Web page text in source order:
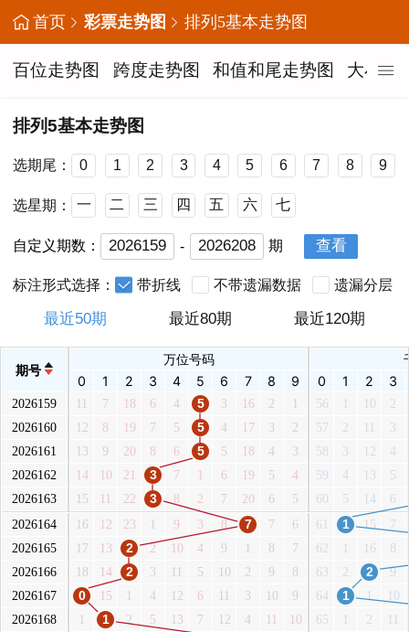
首页 彩票走势图 排列5基本走势图
百位走势图 跨度走势图 和值和尾走势图 大小形
排列5基本走势图
选期尾： 0 1 2 3 4 5 6 7 8 9
选星期： 一 二 三 四 五 六 七
自定义期数： - 期 查看
标注形式选择： 带折线 不带遗漏数据 遗漏分层
最近50期 最近80期 最近120期
期号
万位号码
0
1 2 3 4 5 6 7 8 9 0 1 2 3
2026159 11 7 18 6 4 5 3 16 2 1 56 1 10
2
2026160
12 8 19 7 5 5 4 17 3 2 57 2 11
3
2026161
13 9 20 8 6 5 5 18 4 3 58 3 12
4
2026162
14 10 21 3 7 1 6 19 5 4 59 4 13
5
2026163
15 11 22 3 8 2 7 20 6 5 60 5 14
6
2026164
16 12 23 1 9 3 8 7 7 6 61 1 15
7
2026165
17 13 2 2 10 4 9 1 8 7 62 1 16
8
2026166
18 14 2 3 11 5 10 2 9 8 63 2 2
9
2026167
0 15 1 4 12 6 11 3 10 9 64 1 1
10
2026168
1 1 2 5 13 7 12 4 11 10 65 1 2
11